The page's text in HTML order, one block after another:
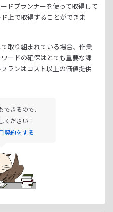
ドプランナーを使って取得して
上で取得することができま
取り組まれている場合、 作業
ードの確保はとても重要な課
ランはコスト以上の価値提供
できるので、
ください！
契約をする